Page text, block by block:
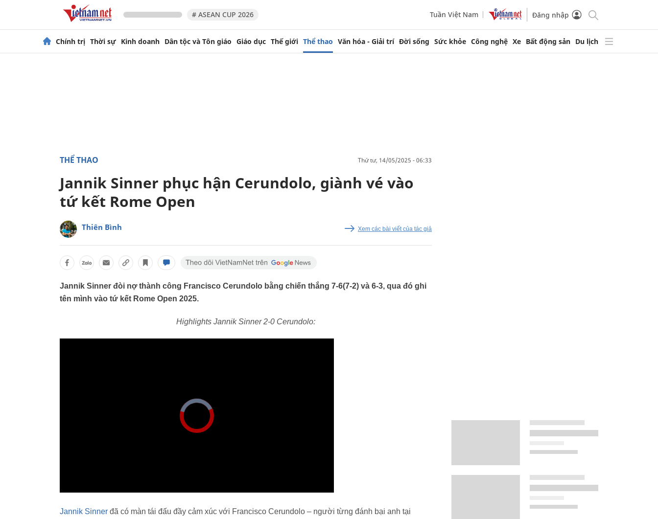
# ASEAN CUP 2026 Tuần Việt Nam Đăng nhập
Chính trị Thời sự Kinh doanh Dân tộc và Tôn giáo Giáo dục Thế giới Thể thao Văn hóa - Giải trí Đời sống Sức khỏe Công nghệ Xe Bất động sản Du lịch
THỂ THAO thứ tư, 14/05/2025 - 06:33
Jannik Sinner phục hận Cerundolo, giành vé vào
tứ kết Rome Open
Thiên Bình Xem các bài viết của tác giả
Jannik Sinner đòi nợ thành công Francisco Cerundolo bằng chiến thắng 7-6(7-2) và 6-3, qua đó ghi
tên mình vào tứ kết Rome Open 2025.
Highlights Jannik Sinner 2-0 Cerundolo:
Jannik Sinner đã có màn tái đấu đầy cảm xúc với Francisco Cerundolo – người từng đánh bại anh tại